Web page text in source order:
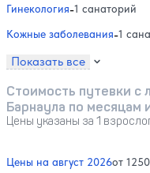
Гинекология-1 санаторий
Кожные заболевания-1
Показать все
Стоимость путевки с
Барнаула по месяцам
Цены указаны за 1
Цены на август 2026от